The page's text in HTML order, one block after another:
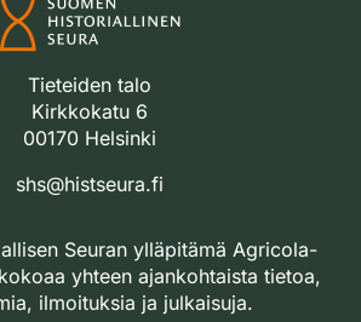
Tieteiden talo
Kirkkokatu 6
00170 Helsinki
shs@histseura.fi
Seuran ylläpitämä Agricola-
yhteen ajankohtaista tietoa,
ilmoituksia ja julkaisuja.